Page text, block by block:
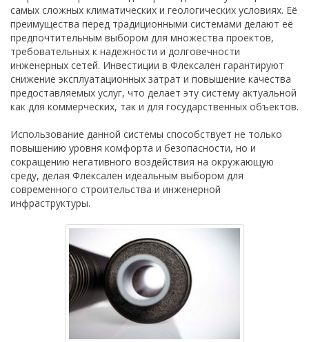
самых сложных климатических и геологических условиях. Её
преимущества перед традиционными системами делают её
предпочтительным выбором для множества проектов,
требовательных к надежности и долговечности
инженерных сетей. Инвестиции в Флексален гарантируют
снижение эксплуатационных затрат и повышение качества
предоставляемых услуг, что делает эту систему актуальной
как для коммерческих, так и для государственных объектов.
Использование данной системы способствует не только
повышению уровня комфорта и безопасности, но и
сокращению негативного воздействия на окружающую
среду, делая Флексален идеальным выбором для
современного строительства и инженерной
инфраструктуры.